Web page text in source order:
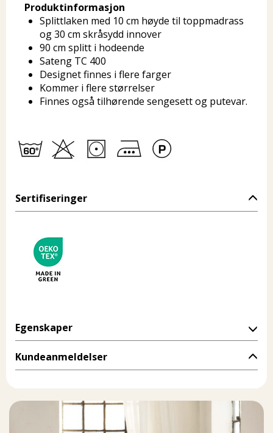
Produktinformasjon
Splittlaken med 10 cm høyde til toppmadrass
og 30 cm skråsydd innover
90 cm splitt i hodeende
Sateng TC 400
Designet finnes i flere farger
Kommer i flere størrelser
Finnes også tilhørende sengesett og putevar.
Sertifiseringer
Egenskaper
Kundeanmeldelser